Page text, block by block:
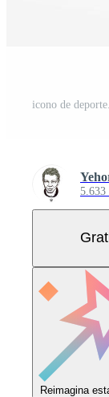
5.633
Reimagina